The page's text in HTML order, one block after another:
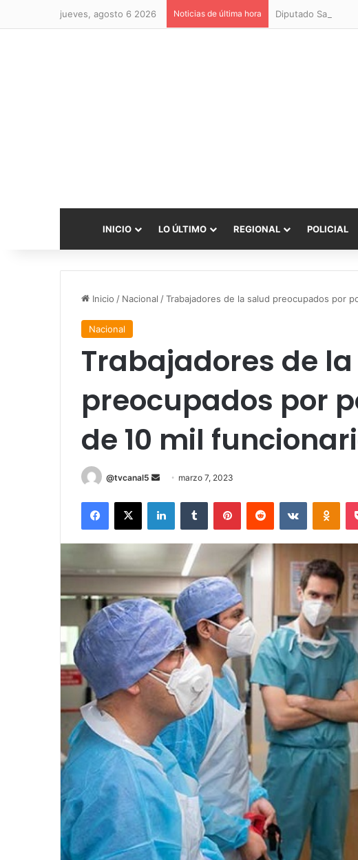
jueves, agosto 6 2026 Noticias de última hora Diputado Sabat
INICIO LO ÚLTIMO REGIONAL POLICIAL
Inicio / Nacional /Trabajadores de la salud preocupados por
Nacional
Trabajadores de
preocupados por
de 10 mil
@tvcanal5
Send
email
marzo 7, 2023
Facebook
X LinkedInTumblr PinterestReddit VKontakte